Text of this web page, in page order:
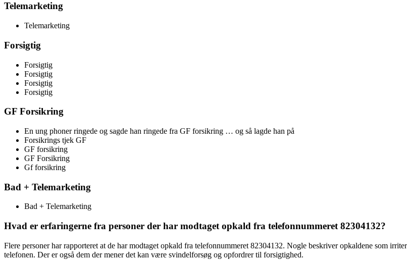
Telemarketing
Telemarketing
Forsigtig
Forsigtig
Forsigtig
Forsigtig
Forsigtig
GF Forsikring
En ung phoner ringede og sagde han ringede fra GF forsikring … og så lagde han på
Forsikrings tjek GF
GF forsikring
GF Forsikring
Gf forsikring
Bad + Telemarketing
Bad + Telemarketing
Hvad er erfaringerne fra personer der har modtaget opkald fra telefonnummeret 82304132?
Flere personer har rapporteret at de har modtaget opkald fra telefonnummeret 82304132. Nogle beskriver opkaldene som
telefonen. Der er også dem der mener det kan være svindelforsøg og opfordrer til forsigtighed.